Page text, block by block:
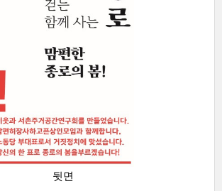
뒷면